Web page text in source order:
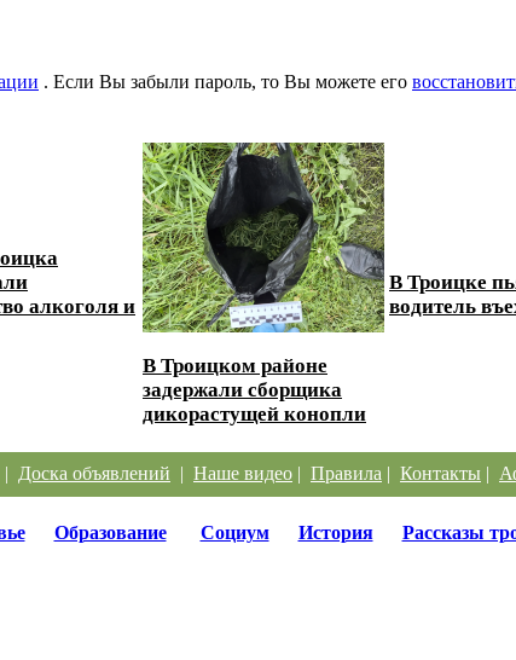
. Если Вы забыли пароль, то Вы можете его
алкоголя и
В Троицком районе
задержали сборщика
дикорастущей конопли
В Троицке
водитель
| Доска объявлений | Наше видео | Правила | Контакты |
Образование Социум История Рассказы